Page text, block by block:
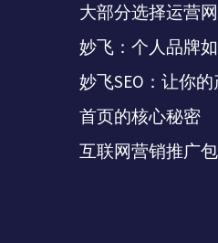
大部分选择运营
妙飞：个人品牌
妙飞SEO：让你
首页的核心秘密
互联网营销推广